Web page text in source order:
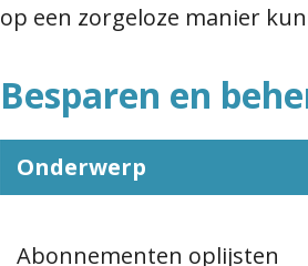
op een zorgeloze manier
Besparen en
Onderwerp
Abonnementen oplijsten